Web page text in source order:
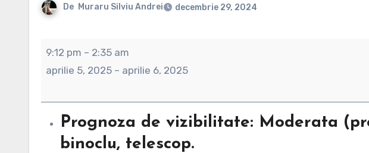
De Muraru Silviu Andrei decembrie 29, 2024
Conjunctie
apropiata:
&
9:12 pm – 2:35 am
aprilie 5, 2025 – aprilie 6, 2025
Prognoza de vizibilitate: Moderata
binoclu, telescop.